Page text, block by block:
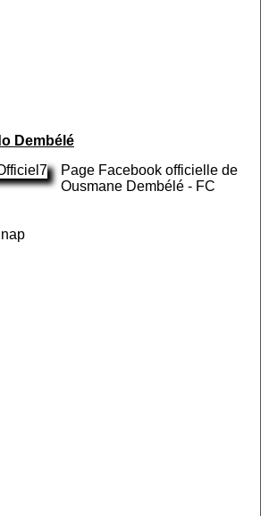
Dembélé
Page Facebook officielle de
Ousmane Dembélé - FC